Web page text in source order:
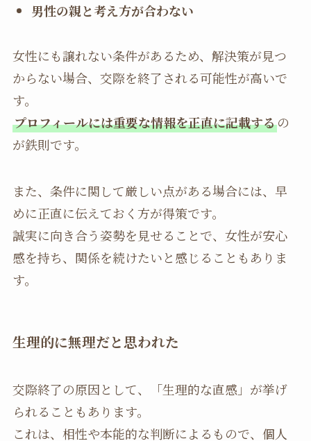
男性の親と考え方が合わない
女性にも譲れない条件があるため、解決策が見つ
からない場合、交際を終了される可能性が高いで
す。
プロフィールには重要な情報を正直に記載するの
が鉄則です。
また、条件に関して厳しい点がある場合には、早
めに正直に伝えておく方が得策です。
誠実に向き合う姿勢を見せることで、女性が安心
感を持ち、関係を続けたいと感じることもありま
す。
生理的に無理だと思われた
交際終了の原因として、「生理的な直感」が挙げ
られることもあります。
これは、相性や本能的な判断によるもので、個人